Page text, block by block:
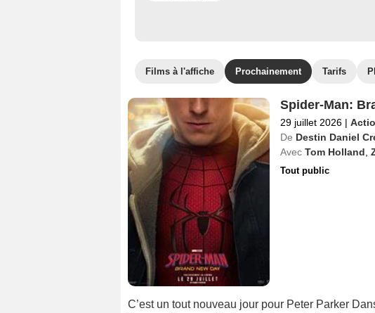
Films à l'affiche Prochainement Tarifs
Spider-Man:
29 juillet 2026 |
De Destin Daniel
Avec Tom Holland
Tout public
C’est un tout nouveau jour pour Peter Parker